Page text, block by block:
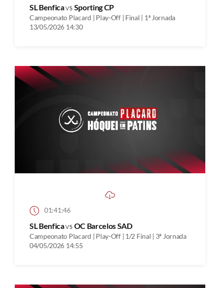
SL Benficavs Sporting CP
Campeonato Placard | Play-Off | Final | 1ª Jornada
13/05/2026 14:30
01:41:46
SL Benficavs OC Barcelos SAD
Campeonato Placard | Play-Off | 1/2 Final | 3ª Jornada
04/05/2026 14:55